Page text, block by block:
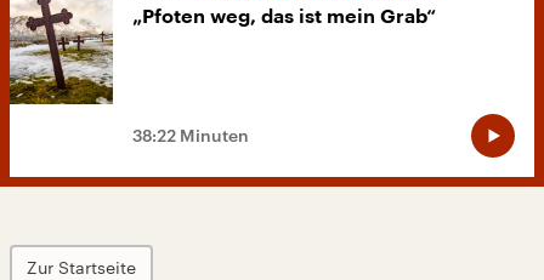
„Pfoten weg, das ist mein Grab“
38:22 Minuten
Zur Startseite